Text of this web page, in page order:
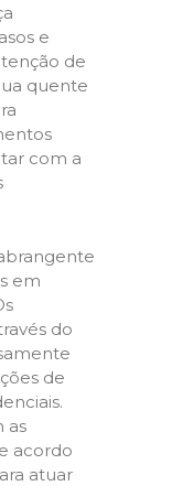
e
de
quente
com a
em
do
de
as
acordo
atuar